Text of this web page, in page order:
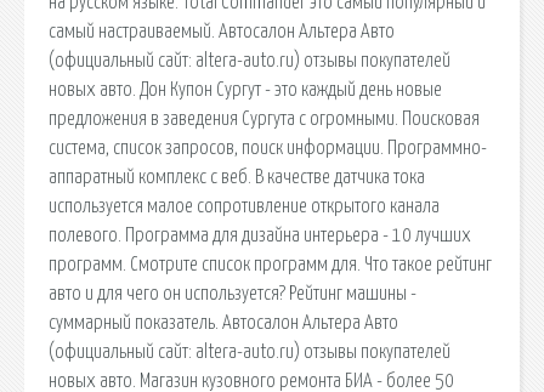
самый настраиваемый. Автосалон Альтера Авто
(официальный сайт: altera-auto.ru) отзывы покупателей
новых авто. Дон Купон Сургут - это каждый день новые
предложения в заведения Сургута с огромными. Поисковая
сиcтема, список запросов, поиск информации. Программно-
аппаратный комплекс с веб. В качестве датчика тока
используется малое сопротивление открытого канала
полевого. Программа для дизайна интерьера - 10 лучших
программ. Смотрите список программ для. Что такое рейтинг
авто и для чего он используется? Рейтинг машины -
суммарный показатель. Автосалон Альтера Авто
(официальный сайт: altera-auto.ru) отзывы покупателей
новых авто. Магазин кузовного ремонта БИА - более 50